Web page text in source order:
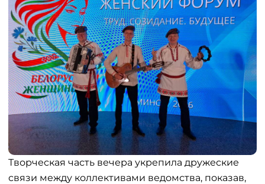
Творческая часть вечера укрепила дружеские
связи между коллективами ведомства, показав,